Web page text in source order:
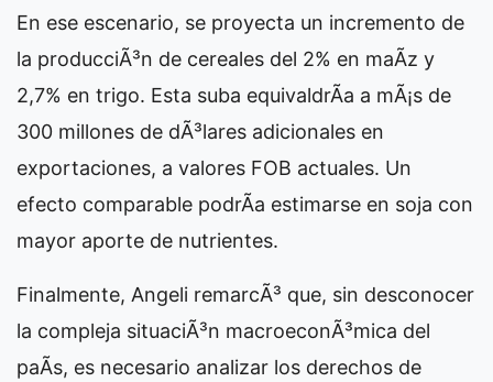
En ese escenario, se proyecta un incremento de
la producciÃ³n de cereales del 2% en maÃ­z y
2,7% en trigo. Esta suba equivaldrÃ­a a mÃ¡s de
300 millones de dÃ³lares adicionales en
exportaciones, a valores FOB actuales. Un
efecto comparable podrÃ­a estimarse en soja con
mayor aporte de nutrientes.
Finalmente, Angeli remarcÃ³ que, sin desconocer
la compleja situaciÃ³n macroeconÃ³mica del
paÃ­s, es necesario analizar los derechos de